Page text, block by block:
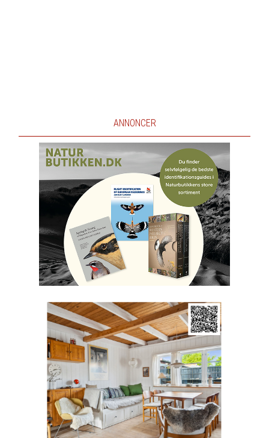
ANNONCER